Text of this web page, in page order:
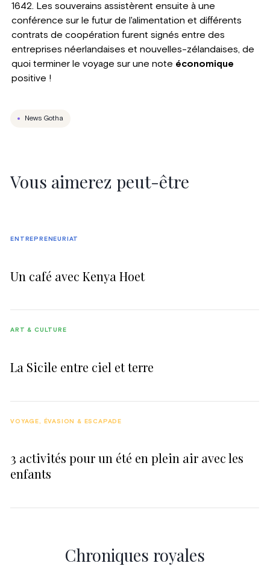
1642. Les souverains assistèrent ensuite à une
conférence sur le futur de l'alimentation et différents
contrats de coopération furent signés entre des
entreprises néerlandaises et nouvelles-zélandaises, de
quoi terminer le voyage sur une note économique
positive !
News Gotha
Vous aimerez peut-être
Un café avec Kenya Hoet
ENTREPRENEURIAT
La Sicile entre ciel et terre
ART & CULTURE
3 activités pour un été en plein air avec les
enfants
VOYAGE, ÉVASION & ESCAPADE
Chroniques royales